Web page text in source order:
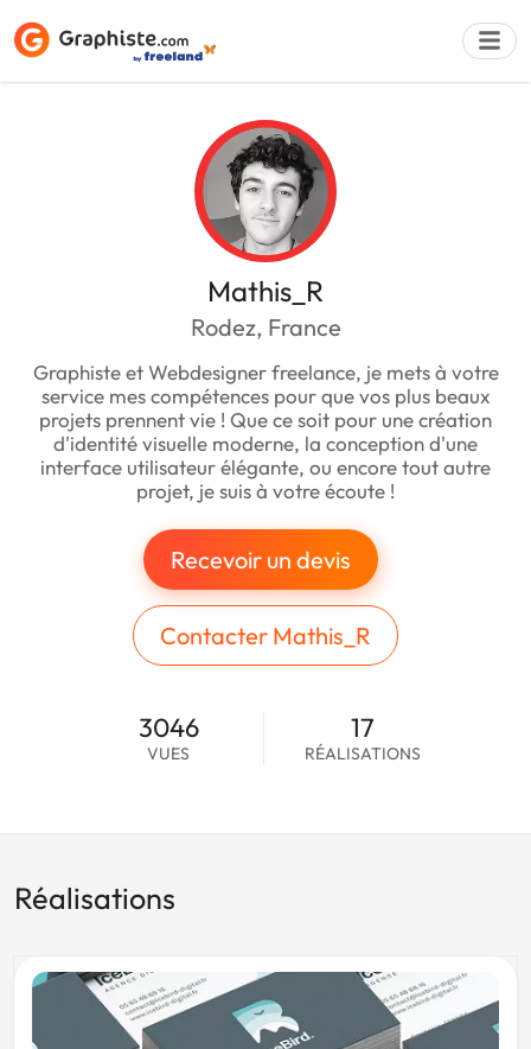
Mathis_R
Rodez, France
Graphiste et Webdesigner freelance, je mets à votre
service mes compétences pour que vos plus beaux
projets prennent vie ! Que ce soit pour une création
d'identité visuelle moderne, la conception d'une
interface utilisateur élégante, ou encore tout autre
projet, je suis à votre écoute !
Recevoir un devis
Contacter Mathis_R
3046
VUES
17
RÉALISATIONS
Réalisations